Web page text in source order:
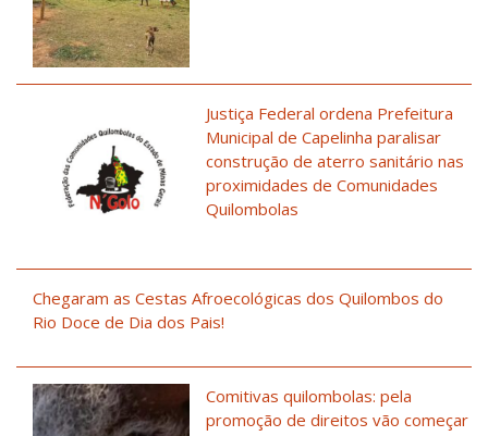
Justiça Federal ordena Prefeitura
Municipal de Capelinha paralisar
construção de aterro sanitário nas
proximidades de Comunidades
Quilombolas
Chegaram as Cestas Afroecológicas dos Quilombos do
Rio Doce de Dia dos Pais!
Comitivas quilombolas: pela
promoção de direitos vão começar